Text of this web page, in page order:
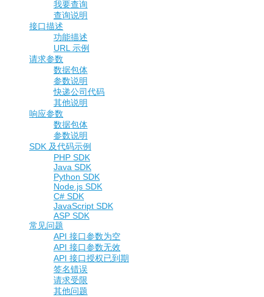
我要查询
查询说明
接口描述
功能描述
URL 示例
请求参数
数据包体
参数说明
快递公司代码
其他说明
响应参数
数据包体
参数说明
SDK 及代码示例
PHP SDK
Java SDK
Python SDK
Node.js SDK
C# SDK
JavaScript SDK
ASP SDK
常见问题
API 接口参数为空
API 接口参数无效
API 接口授权已到期
签名错误
请求受限
其他问题